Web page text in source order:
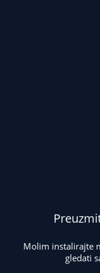
Molim instalirajte
gledati